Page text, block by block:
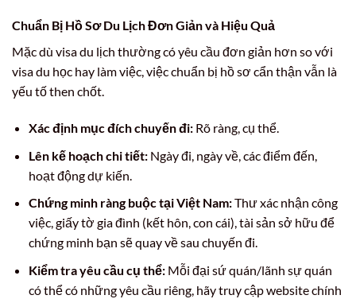
Chuẩn Bị Hồ Sơ Du Lịch Đơn Giản và Hiệu Quả
Mặc dù visa du lịch thường có yêu cầu đơn giản hơn so với
visa du học hay làm việc, việc chuẩn bị hồ sơ cẩn thận vẫn là
yếu tố then chốt.
Xác định mục đích chuyến đi:Rõ ràng, cụ thể.
Lên kế hoạch chi tiết:Ngày đi, ngày về, các điểm đến,
hoạt động dự kiến.
Chứng minh ràng buộc tại Việt Nam:Thư xác nhận công
việc, giấy tờ gia đình (kết hôn, con cái), tài sản sở hữu để
chứng minh bạn sẽ quay về sau chuyến đi.
Kiểm tra yêu cầu cụ thể:Mỗi đại sứ quán/lãnh sự quán
có thể có những yêu cầu riêng, hãy truy cập website chính